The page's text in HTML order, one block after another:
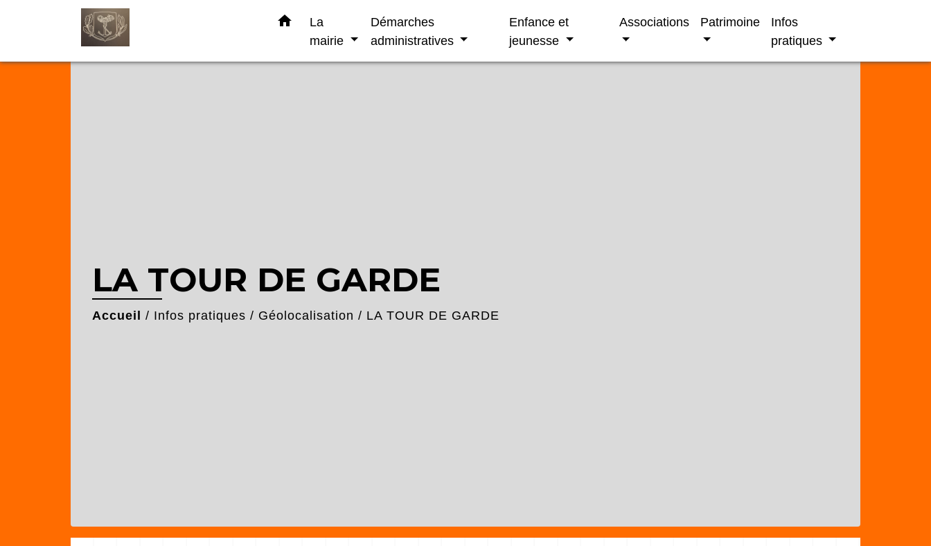
home
La
mairie
Démarches
administratives
Enfance et
jeunesse
Associations Patrimoine
Infos
pratiques
LA TOUR DE GARDE
Accueil / Infos pratiques / Géolocalisation / LA TOUR DE GARDE